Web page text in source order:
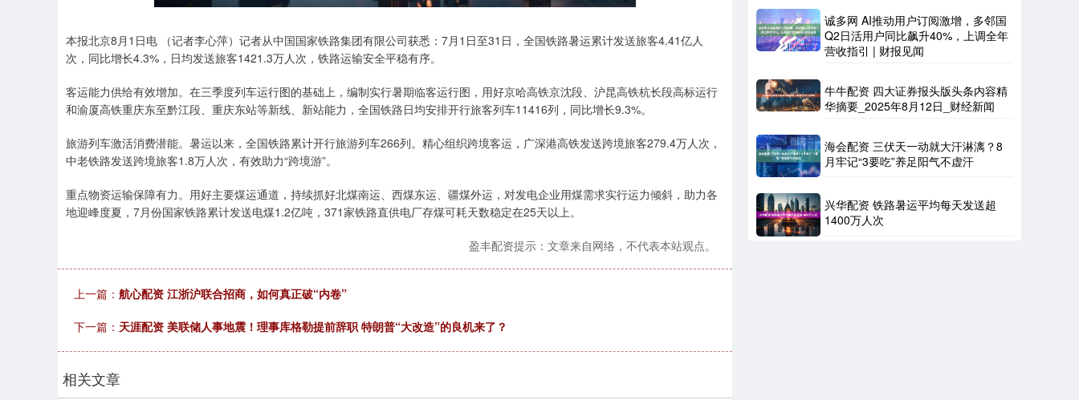
本报北京8月1日电 （记者李心萍）记者从中国国家铁路集团有限公司获悉：7月1日至31日，全国铁路暑运累计发送旅客4.41亿人
次，同比增长4.3%，日均发送旅客1421.3万人次，铁路运输安全平稳有序。
客运能力供给有效增加。在三季度列车运行图的基础上，编制实行暑期临客运行图，用好京哈高铁京沈段、沪昆高铁杭长段高标运行
和渝厦高铁重庆东至黔江段、重庆东站等新线、新站能力，全国铁路日均安排开行旅客列车11416列，同比增长9.3%。
旅游列车激活消费潜能。暑运以来，全国铁路累计开行旅游列车266列。精心组织跨境客运，广深港高铁发送跨境旅客279.4万人次，
中老铁路发送跨境旅客1.8万人次，有效助力“跨境游”。
重点物资运输保障有力。用好主要煤运通道，持续抓好北煤南运、西煤东运、疆煤外运，对发电企业用煤需求实行运力倾斜，助力各
地迎峰度夏，7月份国家铁路累计发送电煤1.2亿吨，371家铁路直供电厂存煤可耗天数稳定在25天以上。
盈丰配资提示：文章来自网络，不代表本站观点。
上一篇： 航心配资 江浙沪联合招商，如何真正破“内卷”
下一篇： 天涯配资 美联储人事地震！理事库格勒提前辞职 特朗普“大改造”的良机来了？
相关文章
诚多网 AI推动用户订阅激增，多邻国
Q2日活用户同比飙升40%，上调全年
营收指引 | 财报见闻
牛牛配资 四大证券报头版头条内容精
华摘要_2025年8月12日_财经新闻
海会配资 三伏天一动就大汗淋漓？8
月牢记“3要吃”养足阳气不虚汗
兴华配资 铁路暑运平均每天发送超
1400万人次